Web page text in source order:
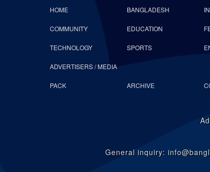
HOME BANGLADESH
COMMUNITY EDUCATION
TECHNOLOGY SPORTS
ADVERTISERS / MEDIA
PACK ARCHIVE
General inquiry: